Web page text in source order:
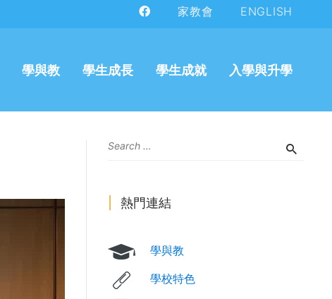
家教會 ENGLISH
學與教 學生成長 學生成就 入學與升學
熱門連結
學與教
學校特色